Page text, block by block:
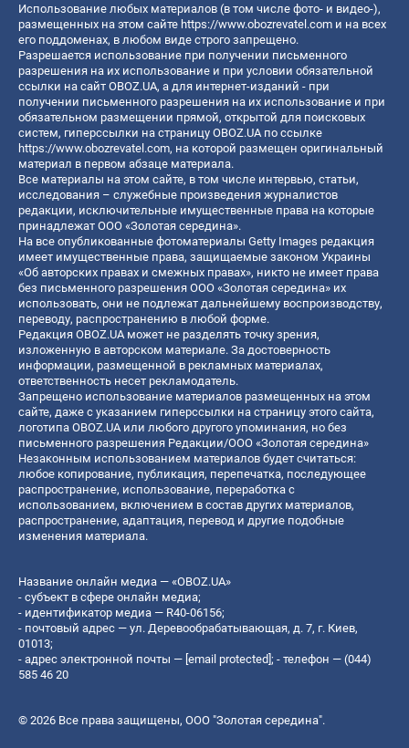
Использование любых материалов (в том числе фото- и видео-),
размещенных на этом сайте https://www.obozrevatel.com и на всех
его поддоменах, в любом виде строго запрещено.
Разрешается использование при получении письменного
разрешения на их использование и при условии обязательной
ссылки на сайт OBOZ.UA, а для интернет-изданий - при
получении письменного разрешения на их использование и при
обязательном размещении прямой, открытой для поисковых
систем, гиперссылки на страницу OBOZ.UA по ссылке
https://www.obozrevatel.com, на которой размещен оригинальный
материал в первом абзаце материала.
Все материалы на этом сайте, в том числе интервью, статьи,
исследования – служебные произведения журналистов
редакции, исключительные имущественные права на которые
принадлежат ООО «Золотая середина».
На все опубликованные фотоматериалы Getty Images редакция
имеет имущественные права, защищаемые законом Украины
«Об авторских правах и смежных правах», никто не имеет права
без письменного разрешения ООО «Золотая середина» их
использовать, они не подлежат дальнейшему воспроизводству,
переводу, распространению в любой форме.
Редакция OBOZ.UA может не разделять точку зрения,
изложенную в авторском материале. За достоверность
информации, размещенной в рекламных материалах,
ответственность несет рекламодатель.
Запрещено использование материалов размещенных на этом
сайте, даже с указанием гиперссылки на страницу этого сайта,
логотипа OBOZ.UA или любого другого упоминания, но без
письменного разрешения Редакции/ООО «Золотая середина»
Незаконным использованием материалов будет считаться:
любое копирование, публикация, перепечатка, последующее
распространение, использование, переработка с
использованием, включением в состав других материалов,
распространение, адаптация, перевод и другие подобные
изменения материала.
Название онлайн медиа — «OBOZ.UA»
- субъект в сфере онлайн медиа;
- идентификатор медиа — R40-06156;
- почтовый адрес — ул. Деревообрабатывающая, д. 7, г. Киев,
01013;
- адрес электронной почты — [email protected]; - телефон — (044)
585 46 20
© 2026 Все права защищены, ООО "Золотая середина".